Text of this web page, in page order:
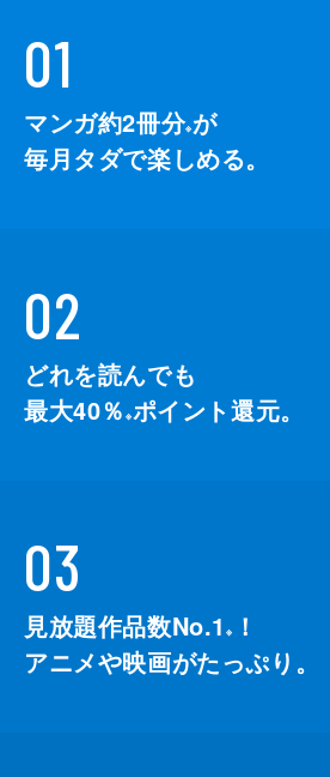
01
マンガ約2冊分※が
毎月タダで楽しめる。
02
どれを読んでも
最大40％ ※ポイント還元。
03
見放題作品数No.1 ※
！
アニメや映画がたっぷり。